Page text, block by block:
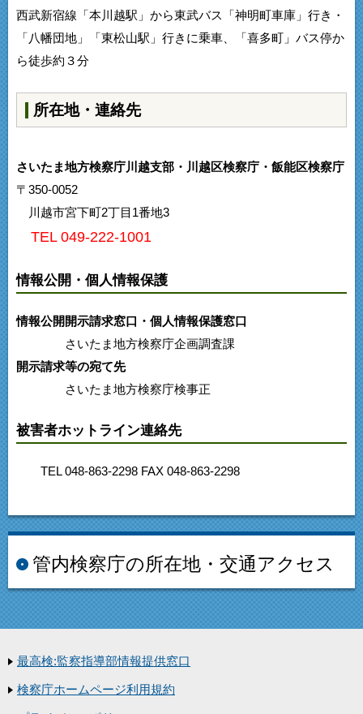
西武新宿線「本川越駅」から東武バス「神明町車庫」行き・
「八幡団地」「東松山駅」行きに乗車、「喜多町」バス停か
ら徒歩約３分
所在地・連絡先
さいたま地方検察庁川越支部・川越区検察庁・飯能区検察庁
〒350-0052
川越市宮下町2丁目1番地3
TEL 049-222-1001
情報公開・個人情報保護
情報公開開示請求窓口・個人情報保護窓口
さいたま地方検察庁企画調査課
開示請求等の宛て先
さいたま地方検察庁検事正
被害者ホットライン連絡先
TEL 048-863-2298 FAX 048-863-2298
管内検察庁の所在地・交通アクセス
最高検:監察指導部情報提供窓口
検察庁ホームページ利用規約